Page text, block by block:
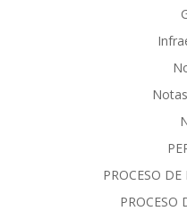
PROCESO
PROCESO